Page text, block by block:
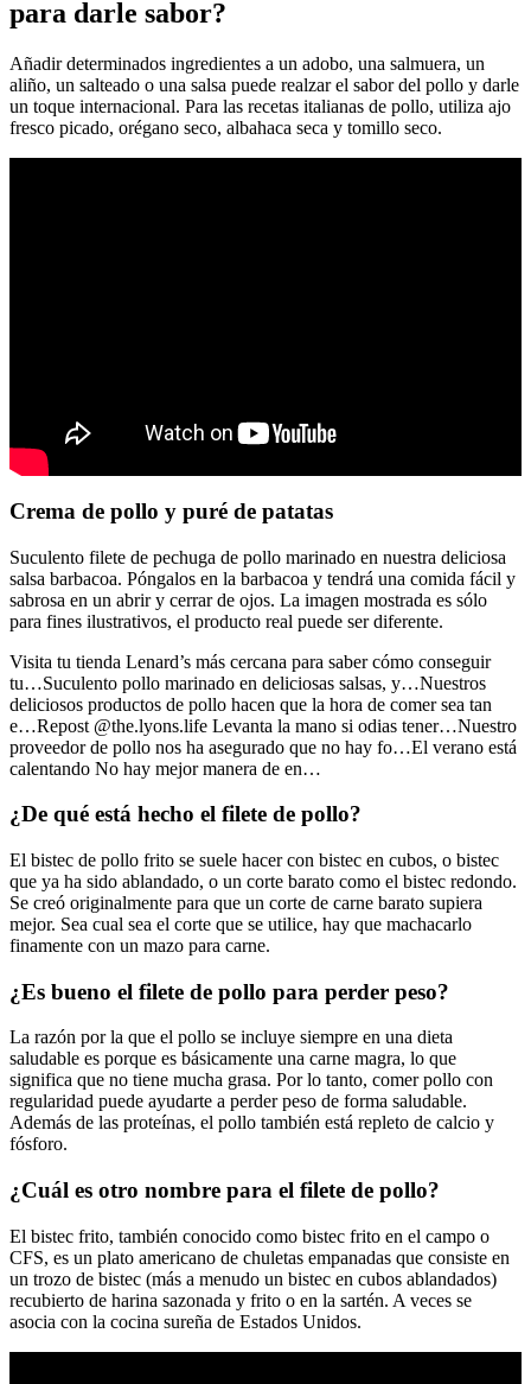
para darle sabor?
Añadir determinados ingredientes a un adobo, una salmuera, un
aliño, un salteado o una salsa puede realzar el sabor del pollo y darle
un toque internacional. Para las recetas italianas de pollo, utiliza ajo
fresco picado, orégano seco, albahaca seca y tomillo seco.
Crema de pollo y puré de patatas
Suculento filete de pechuga de pollo marinado en nuestra deliciosa
salsa barbacoa. Póngalos en la barbacoa y tendrá una comida fácil y
sabrosa en un abrir y cerrar de ojos. La imagen mostrada es sólo
para fines ilustrativos, el producto real puede ser diferente.
Visita tu tienda Lenard’s más cercana para saber cómo conseguir
tu…Suculento pollo marinado en deliciosas salsas, y…Nuestros
deliciosos productos de pollo hacen que la hora de comer sea tan
e…Repost @the.lyons.life Levanta la mano si odias tener…Nuestro
proveedor de pollo nos ha asegurado que no hay fo…El verano está
calentando No hay mejor manera de en…
¿De qué está hecho el filete de pollo?
El bistec de pollo frito se suele hacer con bistec en cubos, o bistec
que ya ha sido ablandado, o un corte barato como el bistec redondo.
Se creó originalmente para que un corte de carne barato supiera
mejor. Sea cual sea el corte que se utilice, hay que machacarlo
finamente con un mazo para carne.
¿Es bueno el filete de pollo para perder peso?
La razón por la que el pollo se incluye siempre en una dieta
saludable es porque es básicamente una carne magra, lo que
significa que no tiene mucha grasa. Por lo tanto, comer pollo con
regularidad puede ayudarte a perder peso de forma saludable.
Además de las proteínas, el pollo también está repleto de calcio y
fósforo.
¿Cuál es otro nombre para el filete de pollo?
El bistec frito, también conocido como bistec frito en el campo o
CFS, es un plato americano de chuletas empanadas que consiste en
un trozo de bistec (más a menudo un bistec en cubos ablandados)
recubierto de harina sazonada y frito o en la sartén. A veces se
asocia con la cocina sureña de Estados Unidos.